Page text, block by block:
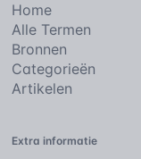
Home
Alle Termen
Bronnen
Categorieën
Artikelen
Extra informatie